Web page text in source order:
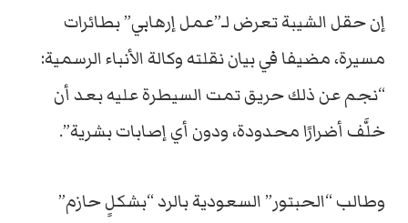
إن حقل الشيبة تعرض لـ”عمل إرهابي” بطائرات
مسيرة، مضيفا في بيان نقلته وكالة الأنباء الرسمية:
“نجم عن ذلك حريق تمت السيطرة عليه بعد أن
خلَّف أضرارًا محدودة، ودون أي إصابات بشرية”.
وطالب “الحبتور” السعودية بالرد “بشكلٍ حازم”